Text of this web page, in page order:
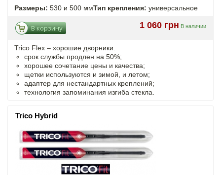
Размеры: 530 и 500 ммТип крепления: универсальное
1 060 грн В наличии
В корзину
Trico Flex – хорошие дворники.
срок службы продлен на 50%;
хорошее сочетание цены и качества;
щетки используются и зимой, и летом;
адаптер для нестандартных креплений;
технология запоминания изгиба стекла.
Trico Hybrid